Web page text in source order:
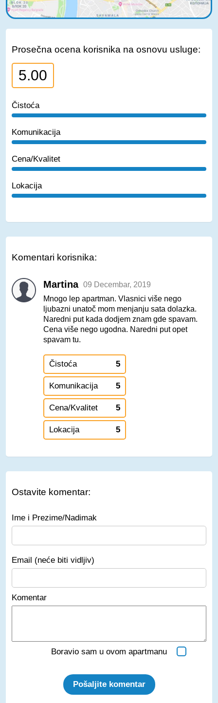
Prosečna ocena korisnika na osnovu usluge:
5.00
Čistoća
Komunikacija
Cena/Kvalitet
Lokacija
Komentari korisnika:
Martina 09 Decembar, 2019
Mnogo lep apartman. Vlasnici više nego
ljubazni unatoč mom menjanju sata dolazka.
Naredni put kada dodjem znam gde spavam.
Cena više nego ugodna. Naredni put opet
spavam tu.
Čistoća 5
Komunikacija 5
Cena/Kvalitet 5
Lokacija 5
Ostavite komentar:
Ime i Prezime/Nadimak
Email (neće biti vidljiv)
Komentar
Boravio sam u ovom apartmanu
Pošaljite komentar